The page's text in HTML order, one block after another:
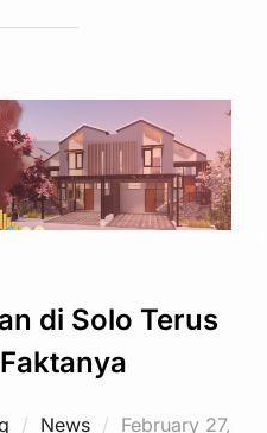
di Solo Terus
News Posted
February 27,